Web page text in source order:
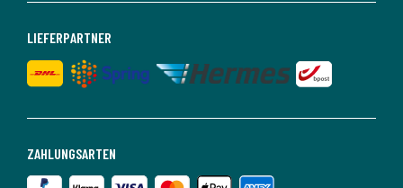
ZAHLUNGSARTEN
LIEFERPARTNER